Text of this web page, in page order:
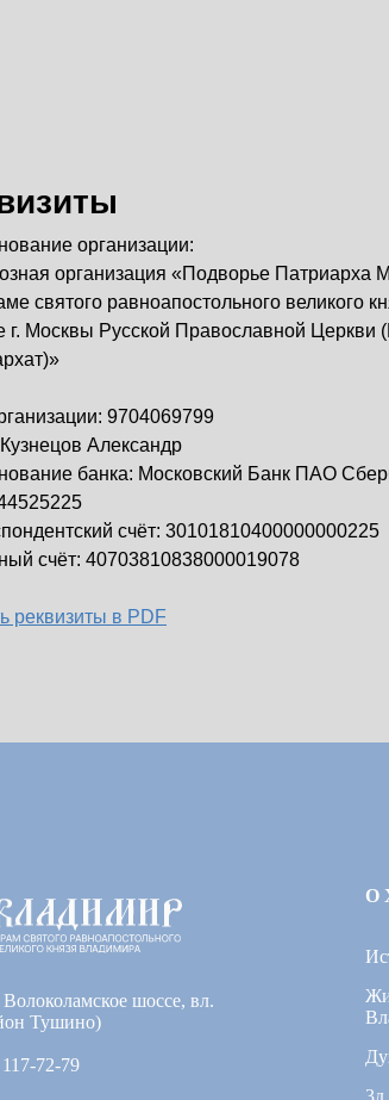
организации:
организация «Подворье Патриарха
святого равноапостольного великого
г. Москвы Русской Православной Церкви
9704069799
Александр
банка: Московский Банк ПАО
счёт: 30101810400000000225
счёт: 40703810838000019078
реквизиты в PDF
шоссе, вл.
Тушино)
72-79
О
3д